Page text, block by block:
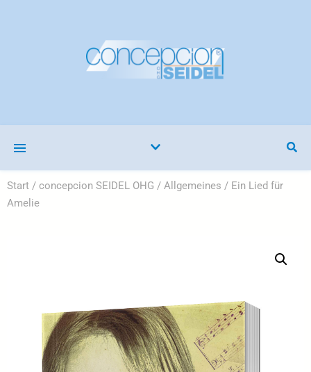
Start / concepcion SEIDEL OHG / Allgemeines / Ein Lied für
Amelie